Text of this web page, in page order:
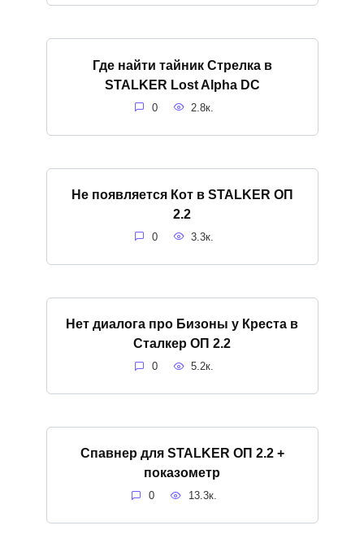
Где найти тайник Стрелка в
STALKER Lost Alpha DC
0 2.8к.
Не появляется Кот в STALKER ОП
2.2
0 3.3к.
Нет диалога про Бизоны у Креста в
Сталкер ОП 2.2
0 5.2к.
Спавнер для STALKER ОП 2.2 +
показометр
0 13.3к.